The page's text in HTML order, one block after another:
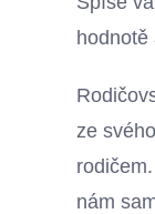
ze
nám